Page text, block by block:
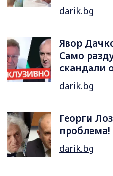
darik.bg
Явор
Само
скандали
darik.bg
Георги
проблема!
darik.bg